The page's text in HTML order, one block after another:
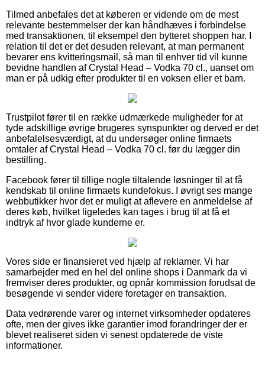
Tilmed anbefales det at køberen er vidende om de mest
relevante bestemmelser der kan håndhæves i forbindelse
med transaktionen, til eksempel den bytteret shoppen har. I
relation til det er det desuden relevant, at man permanent
bevarer ens kvitteringsmail, så man til enhver tid vil kunne
bevidne handlen af Crystal Head – Vodka 70 cl., uanset om
man er på udkig efter produkter til en voksen eller et barn.
Trustpilot fører til en række udmærkede muligheder for at
tyde adskillige øvrige brugeres synspunkter og derved er det
anbefalelsesværdigt, at du undersøger online firmaets
omtaler af Crystal Head – Vodka 70 cl. før du lægger din
bestilling.
Facebook fører til tillige nogle tiltalende løsninger til at få
kendskab til online firmaets kundefokus. I øvrigt ses mange
webbutikker hvor det er muligt at aflevere en anmeldelse af
deres køb, hvilket ligeledes kan tages i brug til at få et
indtryk af hvor glade kunderne er.
Vores side er finansieret ved hjælp af reklamer. Vi har
samarbejder med en hel del online shops i Danmark da vi
fremviser deres produkter, og opnår kommission forudsat de
besøgende vi sender videre foretager en transaktion.
Data vedrørende varer og internet virksomheder opdateres
ofte, men der gives ikke garantier imod forandringer der er
blevet realiseret siden vi senest opdaterede de viste
informationer.